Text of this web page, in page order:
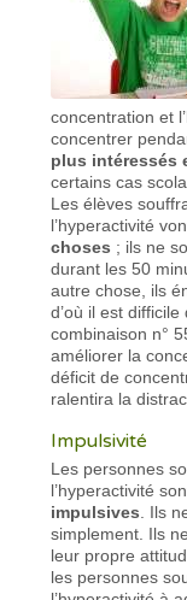
concentration et
concentrer
plus intéressés
certains cas
Les élèves
l’hyperactivité
choses ; ils ne
durant les 50
autre chose, ils
d’où il est
combinaison n°
améliorer la
déficit de
ralentira la
Impulsivité
Les personnes
l’hyperactivité
impulsives . Ils
simplement. Ils
leur propre
les personnes